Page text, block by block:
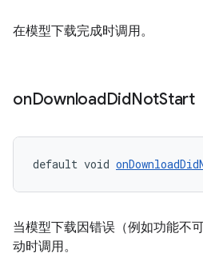
在模型下载完成时调用。
onDownloadDidNotStart
default void
当模型下载因错误（例如功能不
动时调用。